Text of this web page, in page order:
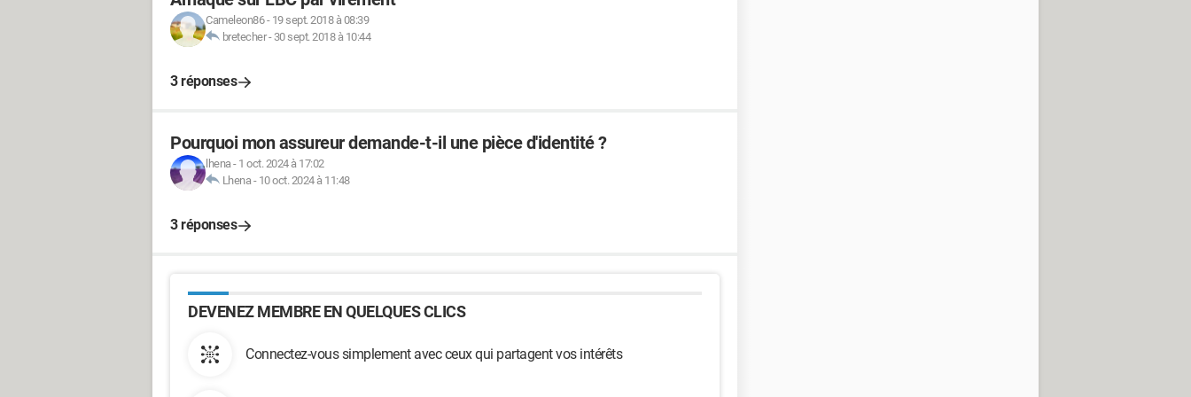
Cameleon86- 19 sept. 2018 à 08:39
bretecher- 30 sept. 2018 à 10:44
3 réponses
Pourquoi mon assureur demande-t-il une pièce d'identité ?
lhena- 1 oct. 2024 à 17:02
Lhena- 10 oct. 2024 à 11:48
3 réponses
DEVENEZ MEMBRE EN QUELQUES CLICS
Connectez-vous simplement avec ceux qui partagent vos intérêts